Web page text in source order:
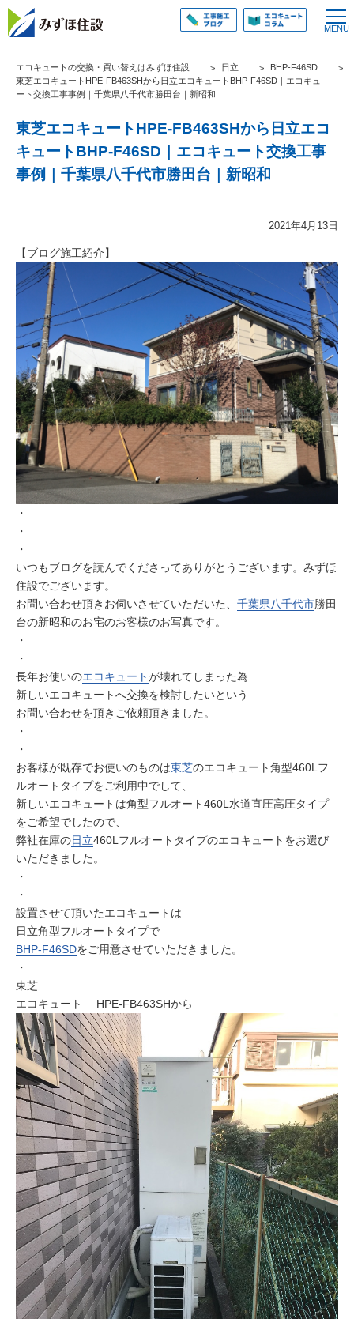
エコキュートの交換・買い替えはみずほ住設 日立
BHP-F46SD
東芝エコキュートHPE-FB463SHから日立エコキュートBHP-F46SD｜エコキュ
ート交換工事事例｜千葉県八千代市勝田台｜新昭和
東芝エコキュートHPE-FB463SHから日立エコ
キュートBHP-F46SD｜エコキュート交換工事
事例｜千葉県八千代市勝田台｜新昭和
2021年4月13日
【ブログ施工紹介】
・
・
・
いつもブログを読んでくださってありがとうございます。みずほ
住設でございます。
お問い合わせ頂きお伺いさせていただいた、 千葉県八千代市勝田
台の新昭和のお宅のお客様のお写真です。
・
・
長年お使いのエコキュートが壊れてしまった為
新しいエコキュートへ交換を検討したいという
お問い合わせを頂きご依頼頂きました。
・
・
お客様が既存でお使いのものは東芝のエコキュート角型460Lフ
ルオートタイプをご利用中でして、
新しいエコキュートは角型フルオート460L水道直圧高圧タイプ
をご希望でしたので、
弊社在庫の日立460Lフルオートタイプのエコキュートをお選び
いただきました。
・
・
設置させて頂いたエコキュートは
日立角型フルオートタイプで
BHP-F46SDをご用意させていただきました。
・
東芝
エコキュート HPE-FB463SHから